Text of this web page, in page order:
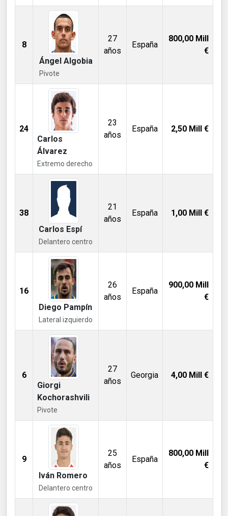
8
Ángel Algobia
Pivote
27
años
España
800,00 Mill
€
24
Carlos
Álvarez
Extremo derecho
23
años
España 2,50 Mill €
38
Carlos Espí
Delantero centro
21
años
España 1,00 Mill €
16
Diego Pampín
Lateral izquierdo
26
años
España
900,00 Mill
€
6
Giorgi
Kochorashvili
Pivote
27
años
Georgia 4,00 Mill €
9
Iván Romero
Delantero centro
25
años
España
800,00 Mill
€